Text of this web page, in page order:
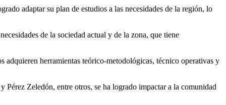
adaptar su plan de estudios a las necesidades de la región, lo
de la sociedad actual y de la zona, que tiene
adquieren herramientas teórico-metodológicas, técnico operativas y
Zeledón, entre otros, se ha logrado impactar a la comunidad